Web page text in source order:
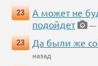
23
А может не
подойдет
—
23
Да были же
назад